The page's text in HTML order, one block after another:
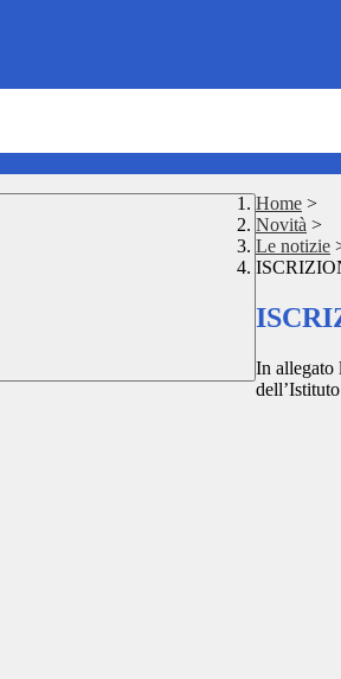
Home >
Novità >
Le notizie
In allegato